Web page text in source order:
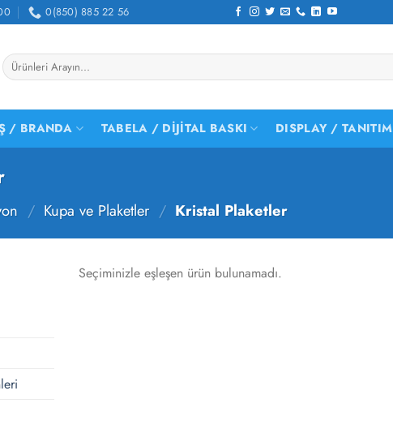
0(850) 885 22 56
Ara:
/ BRANDA TABELA / DIJITAL BASKI DISPLAY / TANITIM
/ Kupa ve Plaketler / Kristal Plaketler
Seçiminizle eşleşen ürün bulunamadı.